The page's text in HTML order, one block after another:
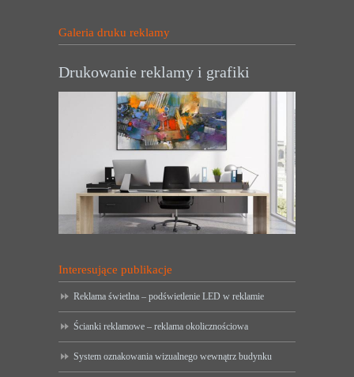
Galeria druku reklamy
Drukowanie reklamy i grafiki
Interesujące publikacje
Reklama świetlna – podświetlenie LED w reklamie
Ścianki reklamowe – reklama okolicznościowa
System oznakowania wizualnego wewnątrz budynku